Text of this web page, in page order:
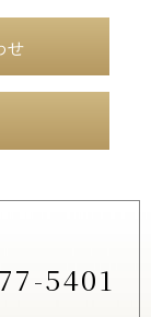
せ
5401